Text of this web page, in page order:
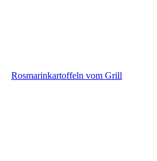
Rosmarinkartoffeln vom Grill